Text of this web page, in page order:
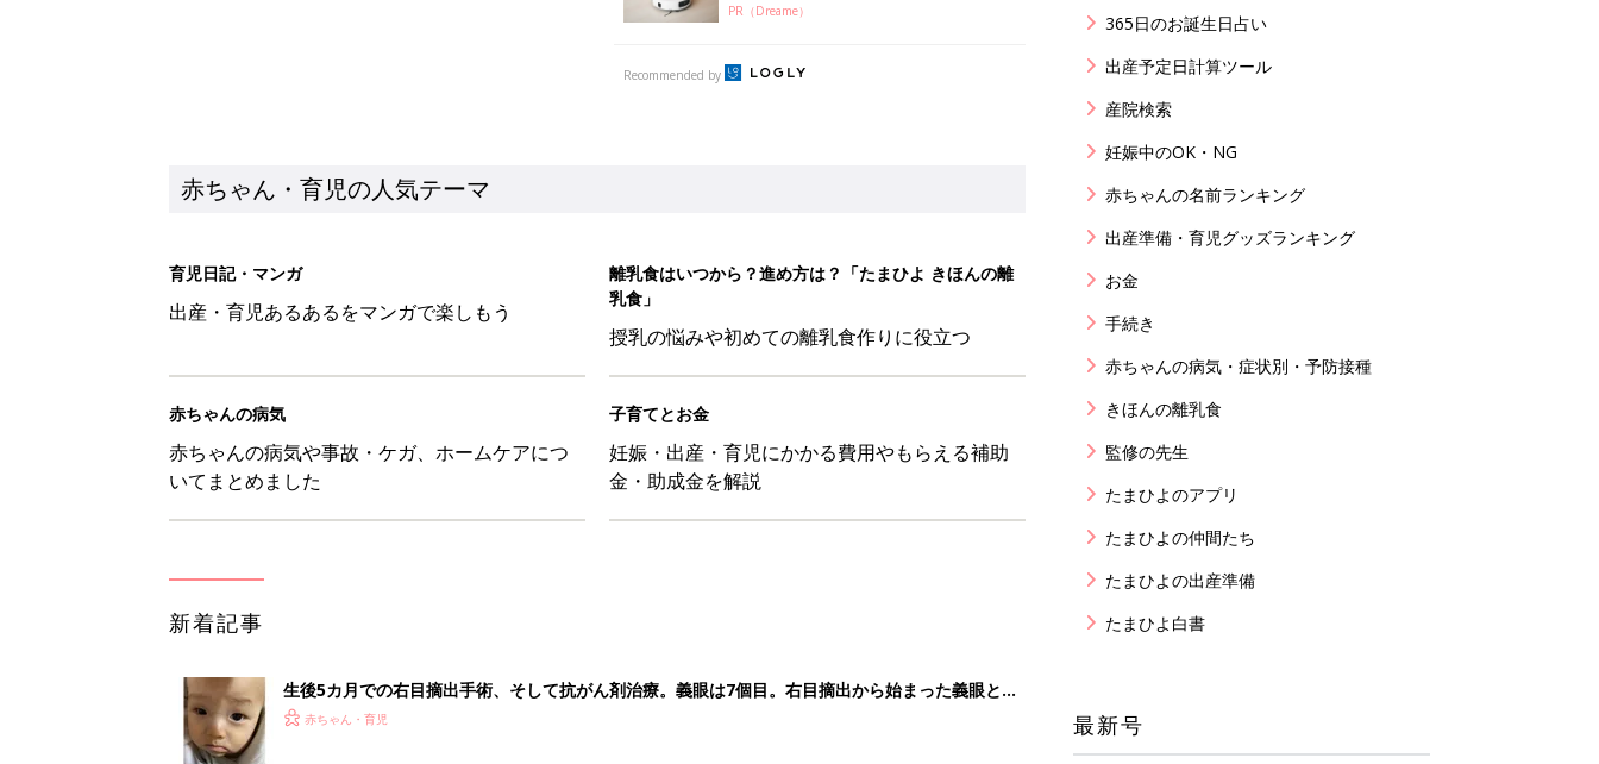
PR（Dreame）
Recommended by
赤ちゃん・育児の人気テーマ
育児日記・マンガ
出産・育児あるあるをマンガで楽しもう
離乳食はいつから？進め方は？「たまひよ きほんの離
乳食」
授乳の悩みや初めての離乳食作りに役立つ
赤ちゃんの病気
赤ちゃんの病気や事故・ケガ、ホームケアにつ
いてまとめました
子育てとお金
妊娠・出産・育児にかかる費用やもらえる補助
金・助成金を解説
新着記事
生後5カ月での右目摘出手術、そして抗がん剤治療。義眼は7個目。右目摘出から始まった義眼と
の生活【網膜芽細胞腫】
赤ちゃん・育児
365日のお誕生日占い
出産予定日計算ツール
産院検索
妊娠中のOK・NG
赤ちゃんの名前ランキング
出産準備・育児グッズランキング
お金
手続き
赤ちゃんの病気・症状別・予防接種
きほんの離乳食
監修の先生
たまひよのアプリ
たまひよの仲間たち
たまひよの出産準備
たまひよ白書
最新号